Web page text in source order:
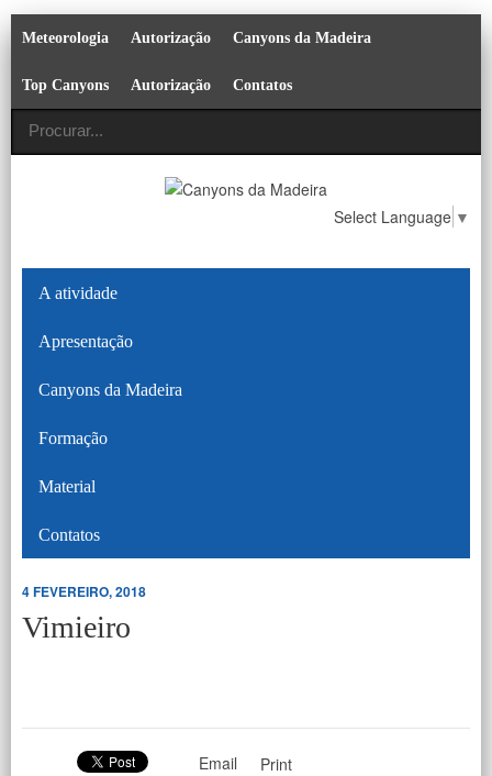
Meteorologia Autorização Canyons da Madeira
Top Canyons Autorização Contatos
Select Language ▼
A atividade
Apresentação
Canyons da Madeira
Formação
Material
Contatos
4 FEVEREIRO, 2018
Vimieiro
Email Print